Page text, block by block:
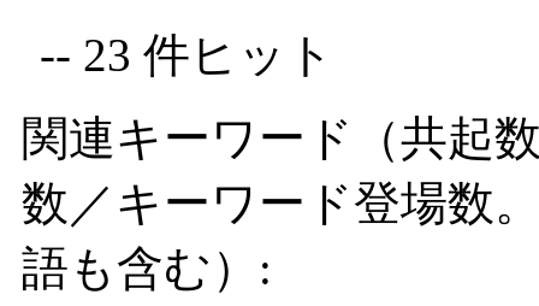
-- 23 件ヒット
関連キーワード（共起
数／キーワード登場数
語も含む）: